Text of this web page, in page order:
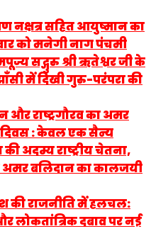
नक्षत्र सहित आयुष्मान का
को मनेगी नाग पंचमी
सद्गुरु श्री ऋतेश्वर जी के
में दिखी गुरु-परंपरा की
और राष्ट्रगौरव का अमर
: केवल एक सैन्य
अदम्य राष्ट्रीय चेतना,
बलिदान का कालजयी
की राजनीति में हलचल:
लोकतांत्रिक दबाव पर नई